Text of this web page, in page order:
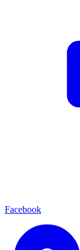
Facebook